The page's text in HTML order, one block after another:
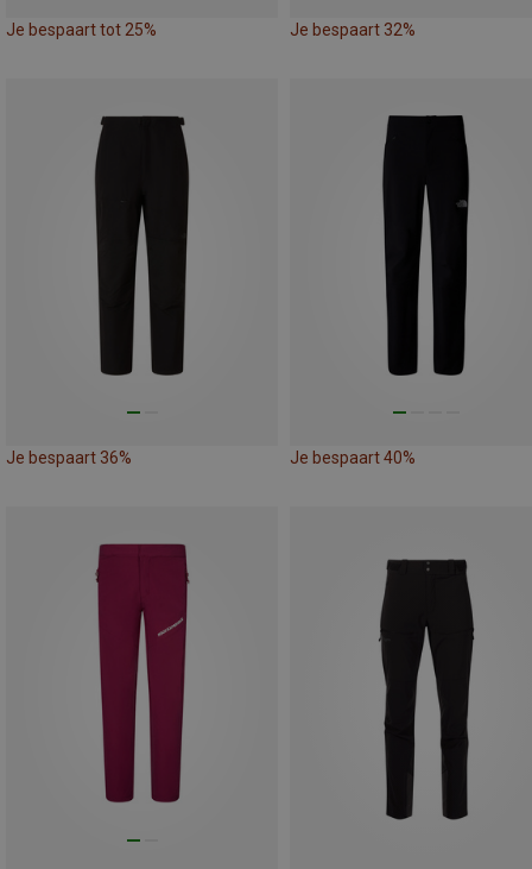
Je bespaart tot 25% Je bespaart 32%
Je bespaart 36% Je bespaart 40%